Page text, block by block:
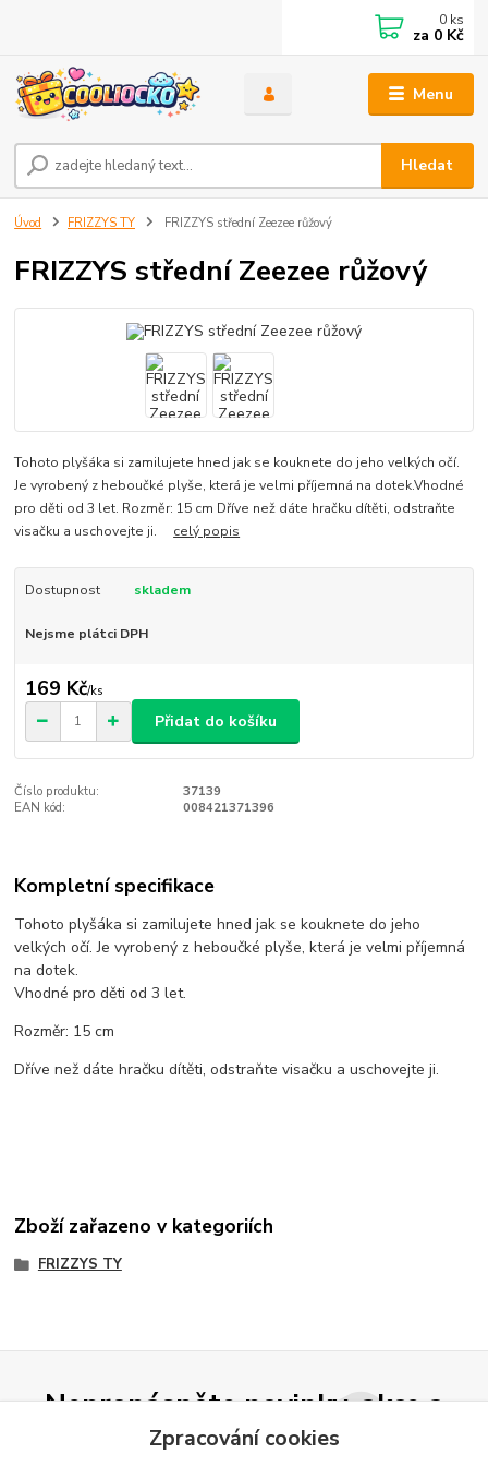
Menu
Hledat
0 ks
za 0 Kč
Úvod FRIZZYS TY FRIZZYS střední Zeezee růžový
FRIZZYS střední Zeezee růžový
Tohoto plyšáka si zamilujete hned jak se kouknete do jeho velkých očí.
Je vyrobený z heboučké plyše, která je velmi příjemná na dotek.Vhodné
pro děti od 3 let. Rozměr: 15 cm Dříve než dáte hračku dítěti, odstraňte
visačku a uschovejte ji. celý popis
Dostupnost skladem
Nejsme plátci DPH
169 Kč/ks
Přidat do košíku
Číslo produktu:
37139
EAN kód:
008421371396
Kompletní specifikace
Tohoto plyšáka si zamilujete hned jak se kouknete do jeho
velkých očí. Je vyrobený z heboučké plyše, která je velmi příjemná
na dotek.
Vhodné pro děti od 3 let.
Rozměr: 15 cm
Dříve než dáte hračku dítěti, odstraňte visačku a uschovejte ji.
Zboží zařazeno v kategoriích
FRIZZYS TY
Nepropásněte novinky, akce a
slevy!
Zpracování cookies